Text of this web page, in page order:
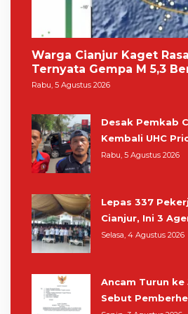
Warga Cianjur Kaget
Ternyata Gempa M 5,3
Pangandaran
Rabu, 5 Agustus 2026
Desak Pemkab
Kembali UHC
Warga Unjuk
Rabu, 5 Agustus 2026
Lepas 337
Cianjur, Ini 3
Muhaimin di
Selasa, 4 Agustus 2026
Ancam Turun ke
Sebut